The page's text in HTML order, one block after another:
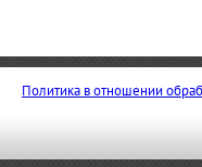
Политика в отношении